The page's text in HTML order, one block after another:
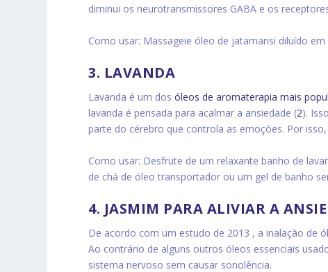
diminui os neurotransmissores GABA e os
Como usar: Massageie óleo de jatamansi diluído
3. LAVANDA
Lavanda é um dosóleos de aromaterapia mais
lavanda é pensada para acalmar a ansiedade (2).
parte do cérebro que controla as emoções. Por
Como usar: Desfrute de um relaxante banho de
de chá de óleo transportador ou um gel de banho
4. JASMIM PARA ALIVIAR A
De acordo com um estudo de 2013 , a inalação de
Ao contrário de alguns outros óleos essenciais
sistema nervoso sem causar sonolência.